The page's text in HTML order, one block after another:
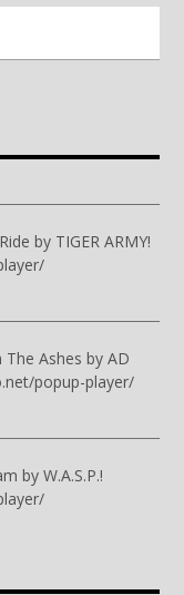
by TIGER ARMY!
Ashes by AD
popup-player/
by W.A.S.P.!